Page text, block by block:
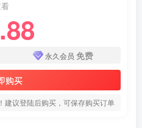
永久会员 免费
购买
建议登陆后购买，可保存购买订单